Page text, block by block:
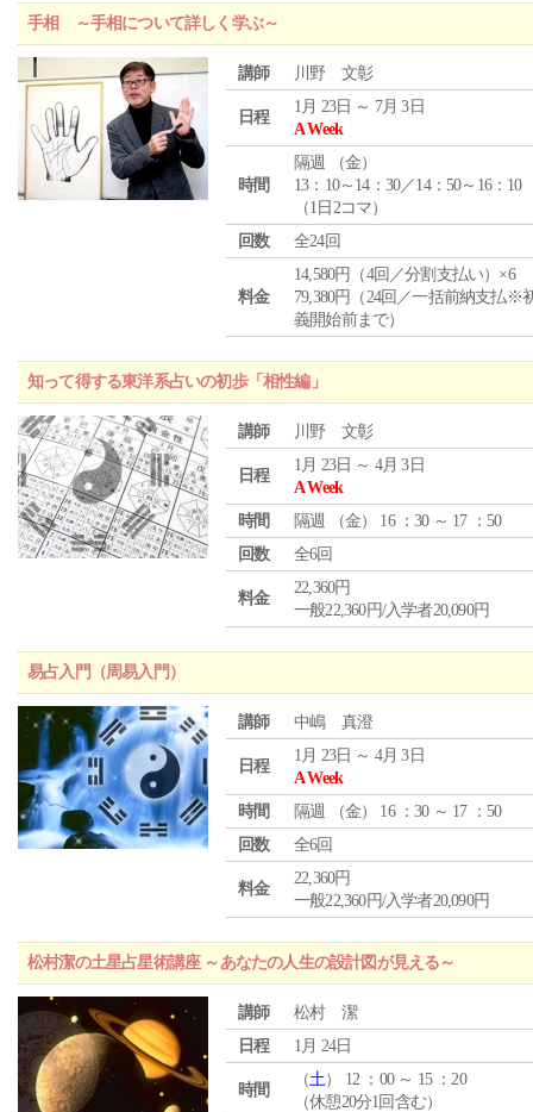
手相 ～手相について詳しく学ぶ～
講師 川野 文彰
日程
1月 23日 ～ 7月 3日
A Week
時間
隔週 （金）
13：10～14：30／14：50～16：10
（1日2コマ）
回数
全24回
料金
14,580円（4回／分割支払い）×6
79,380円（24回／一括前納支払※
義開始前まで）
知って得する東洋系占いの初歩「相性編」
講師 川野 文彰
日程
1月 23日 ～ 4月 3日
A Week
時間
隔週 （金） 16 ：30 ～ 17 ：50
回数
全6回
料金
22,360円
一般22,360円/入学者20,090円
易占入門（周易入門）
講師 中嶋 真澄
日程
1月 23日 ～ 4月 3日
A Week
時間
隔週 （金） 16 ：30 ～ 17 ：50
回数
全6回
料金
22,360円
一般22,360円/入学者20,090円
松村潔の土星占星術講座 ～あなたの人生の設計図が見える～
講師
松村 潔
日程
1月 24日
時間
（土） 12 ：00 ～ 15 ：20
（休憩20分1回含む）